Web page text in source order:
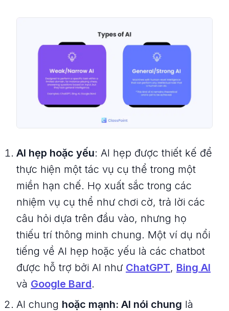
AI hẹp hoặc yếu: AI hẹp được thiết kế để
thực hiện một tác vụ cụ thể trong một
miền hạn chế. Họ xuất sắc trong các
nhiệm vụ cụ thể như chơi cờ, trả lời các
câu hỏi dựa trên đầu vào, nhưng họ
thiếu trí thông minh chung. Một ví dụ nổi
tiếng về AI hẹp hoặc yếu là các chatbot
được hỗ trợ bởi AI như ChatGPT, Bing AI
và Google Bard.
AI chung hoặc mạnh: AI nói chung là